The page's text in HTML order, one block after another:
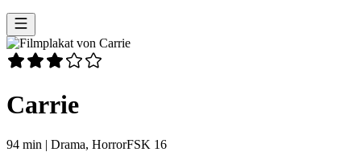
Carrie
94 min | Drama, HorrorFSK 16